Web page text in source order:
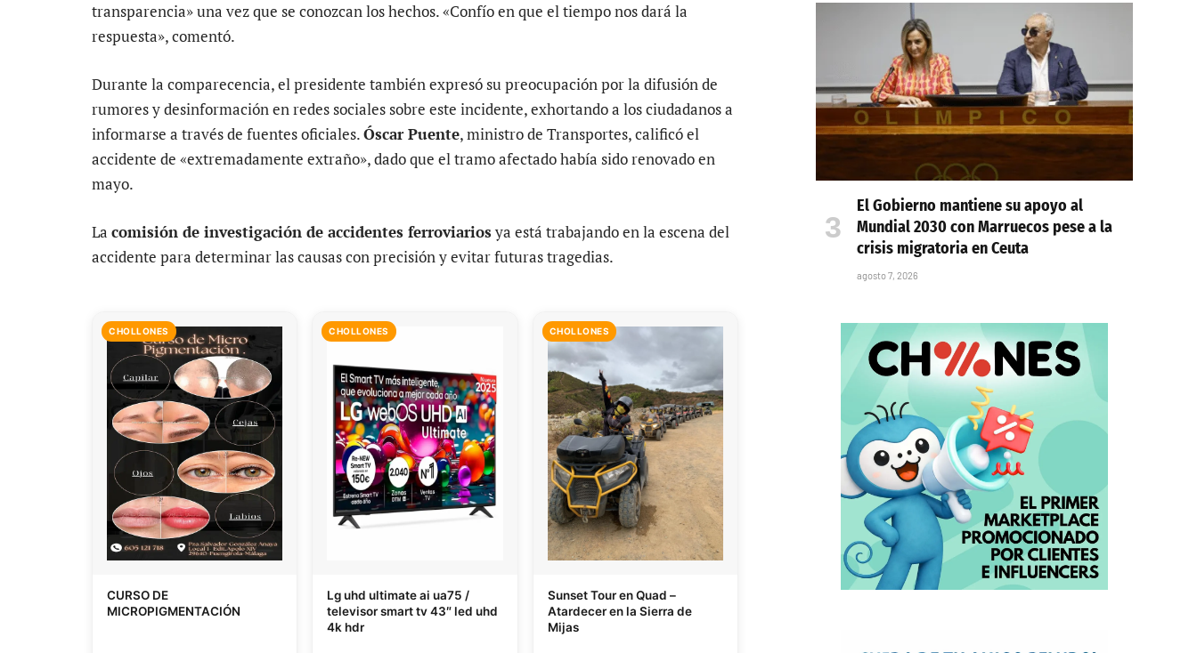
transparencia» una vez que se conozcan los hechos. «Confío en que el tiempo nos dará la
respuesta», comentó.
Durante la comparecencia, el presidente también expresó su preocupación por la difusión de
rumores y desinformación en redes sociales sobre este incidente, exhortando a los ciudadanos a
informarse a través de fuentes oficiales.Óscar Puente, ministro de Transportes, calificó el
accidente de «extremadamente extraño», dado que el tramo afectado había sido renovado en
mayo.
La comisión de investigación de accidentes ferroviariosya está trabajando en la escena del
accidente para determinar las causas con precisión y evitar futuras tragedias.
CHOLLONES
CURSO DE
MICROPIGMENTACIÓN
CHOLLONES
Lg uhd ultimate ai ua75 /
televisor smart tv 43″ led uhd
4k hdr
CHOLLONES
Sunset Tour en Quad –
Atardecer en la Sierra de
Mijas
El Gobierno mantiene su apoyo al
Mundial 2030 con Marruecos pese a la
crisis migratoria en Ceuta
agosto 7, 2026